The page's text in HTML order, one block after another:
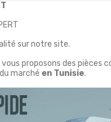
sur notre site.
proposons des pièces
du marché en Tunisie.